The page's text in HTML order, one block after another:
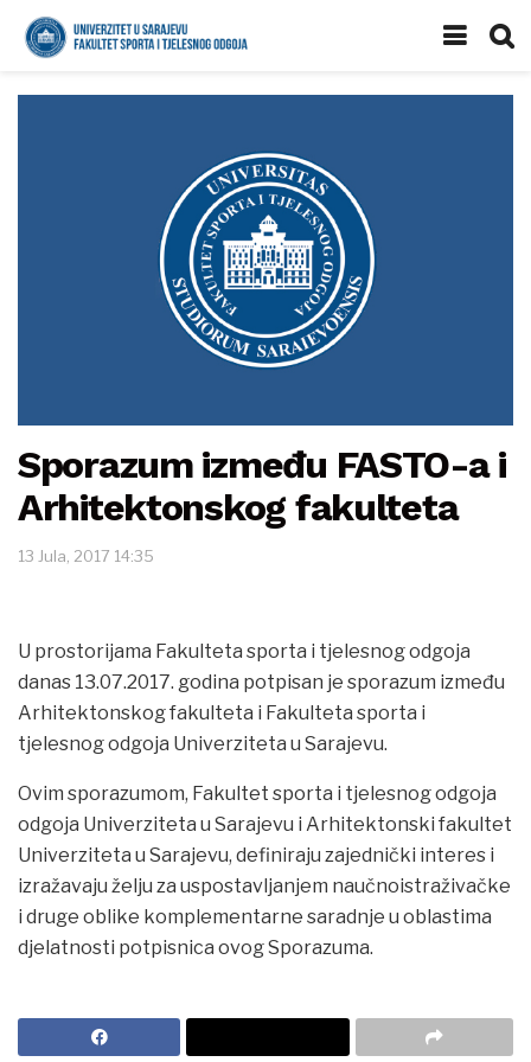
Sporazum između FASTO-a i
Arhitektonskog fakulteta
13 Jula, 2017 14:35
U prostorijama Fakulteta sporta i tjelesnog odgoja
danas 13.07.2017. godina potpisan je sporazum između
Arhitektonskog fakulteta i Fakulteta sporta i
tjelesnog odgoja Univerziteta u Sarajevu.
Ovim sporazumom, Fakultet sporta i tjelesnog odgoja
odgoja Univerziteta u Sarajevu i Arhitektonski fakultet
Univerziteta u Sarajevu, definiraju zajednički interes i
izražavaju želju za uspostavljanjem naučnoistraživačke
i druge oblike komplementarne saradnje u oblastima
djelatnosti potpisnica ovog Sporazuma.